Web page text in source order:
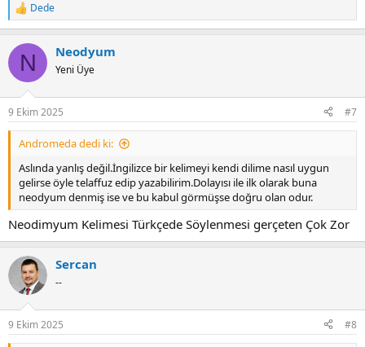
R
e
c
i
s
:
Dede
N Neodyum
Yeni Üye
9 Ekim 2025 #7
Andromeda dedi ki:
Aslında yanlış değil.İngilizce bir kelimeyi kendi dilime nasıl uygun
gelirse öyle telaffuz edip yazabilirim.Dolayısı ile ilk olarak buna
neodyum denmiş ise ve bu kabul görmüşse doğru olan odur.
Neodimyum Kelimesi Türkçede Söylenmesi gerçeten Çok Zor
Sercan
--
9 Ekim 2025 #8